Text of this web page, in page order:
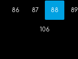
86 87 88 89
106